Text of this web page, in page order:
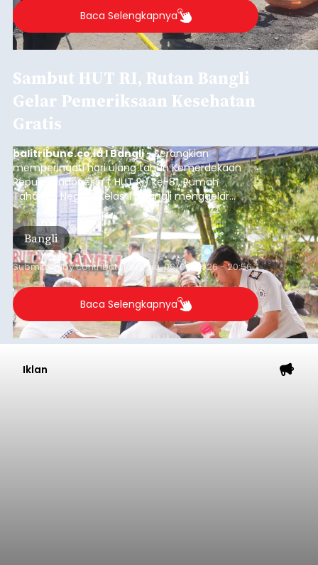
Baca Selengkapnya
Sambut HUT RI, Rutan Bangli
Gelar Pemeriksaan Kesehatan
Gratis
balitribune.co.id I Bangli -Serangkian
memperingati hari ulang tahun Kemerdekaan
Republik Indonesia ( HUT RI) ke-81, Rumah
Tahanan Negara Kelas II B Bangli menggelar
kegiatan pemeriksaan kesehatan gratis, Rabu
(6/8/2026).
Bangli
Submitted bycontributor Thu, 08/06/2026 - 20:56
Baca Selengkapnya
Iklan